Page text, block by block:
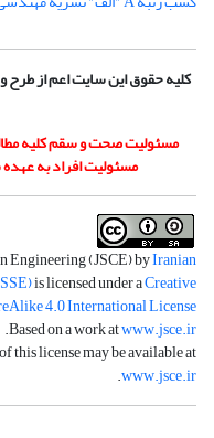
کلیه حقوق این سایت اعم از طرح
مسئولیت صحت و سقم کلیه
مسئولیت افراد به
Engineering (JSCE) byIranian
is licensed under aCreative
4.0 International License
Based on a work atwww.jsce.ir
.
this license may be available at
www.jsce.ir
.